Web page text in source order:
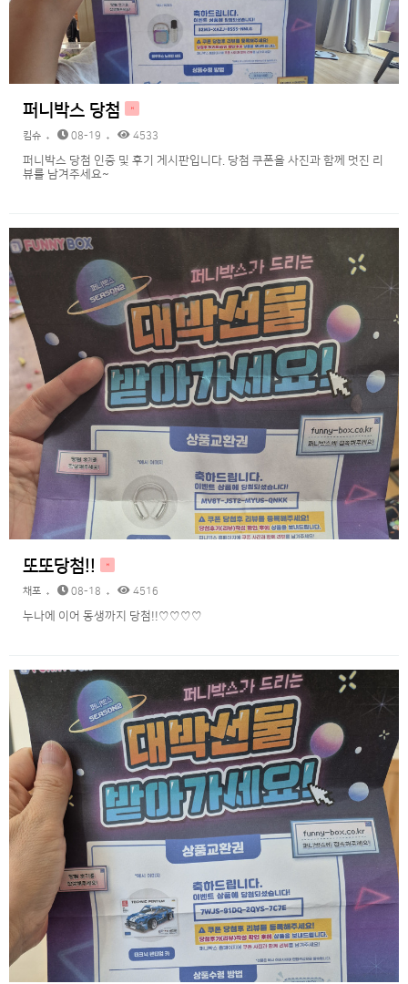
퍼니박스 당첨 H
킴슈 08-19 4533
퍼니박스 당첨 인증 및 후기 게시판입니다. 당첨 쿠폰을 사진과 함께 멋진 리
뷰를 남겨주세요~
또또당첨!! H
채포 08-18 4516
누나에 이어 동생까지 당첨!!♡♡♡♡